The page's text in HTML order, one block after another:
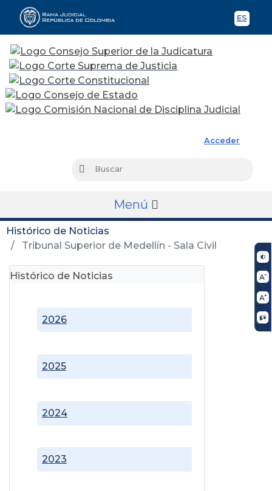
ES
Acceder
Buscar
Menú
Histórico de Noticias
Tribunal Superior de Medellín - Sala Civil
Histórico de Noticias
2023
2024
2025
2026